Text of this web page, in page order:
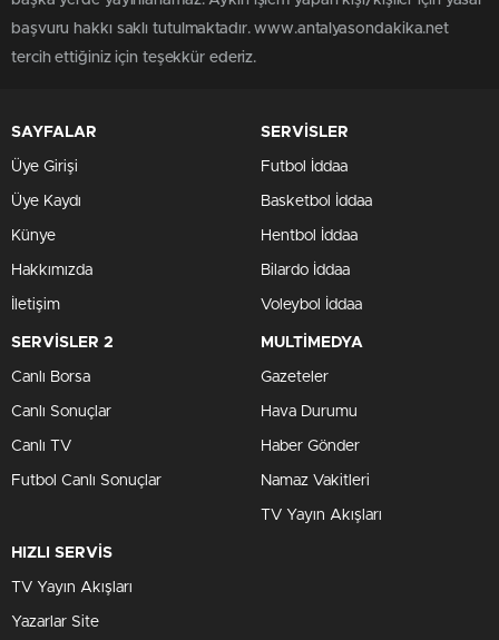
başvuru hakkı saklı tutulmaktadır. www.antalyasondakika.net
tercih ettiğiniz için teşekkür ederiz.
SAYFALAR
Üye Girişi
Üye Kaydı
Künye
Hakkımızda
İletişim
SERVİSLER
Futbol İddaa
Basketbol İddaa
Hentbol İddaa
Bilardo İddaa
Voleybol İddaa
SERVİSLER 2
Canlı Borsa
Canlı Sonuçlar
Canlı TV
Futbol Canlı Sonuçlar
MULTİMEDYA
Gazeteler
Hava Durumu
Haber Gönder
Namaz Vakitleri
TV Yayın Akışları
HIZLI SERVİS
TV Yayın Akışları
Yazarlar Site